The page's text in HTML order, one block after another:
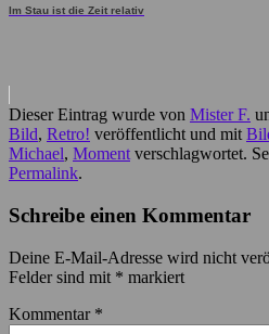
Im Stau ist die Zeit relativ
Dieser Eintrag wurde von Mister F.
Bild, Retro! veröffentlicht und mit
Michael, Moment verschlagwortet.
Permalink.
Schreibe einen Kommentar
Deine E-Mail-Adresse wird nicht
Felder sind mit * markiert
Kommentar *